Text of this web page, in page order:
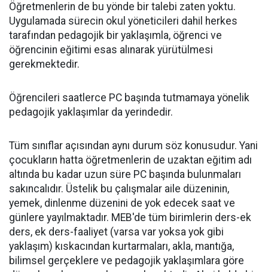
Öğretmenlerin de bu yönde bir talebi zaten yoktu.
Uygulamada sürecin okul yöneticileri dahil herkes
tarafından pedagojik bir yaklaşımla, öğrenci ve
öğrencinin eğitimi esas alınarak yürütülmesi
gerekmektedir.
Öğrencileri saatlerce PC başında tutmamaya yönelik
pedagojik yaklaşımlar da yerindedir.
Tüm sınıflar açısından aynı durum söz konusudur. Yani
çocukların hatta öğretmenlerin de uzaktan eğitim adı
altında bu kadar uzun süre PC başında bulunmaları
sakıncalıdır. Üstelik bu çalışmalar aile düzeninin,
yemek, dinlenme düzenini de yok edecek saat ve
günlere yayılmaktadır. MEB'de tüm birimlerin ders-ek
ders, ek ders-faaliyet (varsa var yoksa yok gibi
yaklaşım) kıskacından kurtarmaları, akla, mantığa,
bilimsel gerçeklere ve pedagojik yaklaşımlara göre